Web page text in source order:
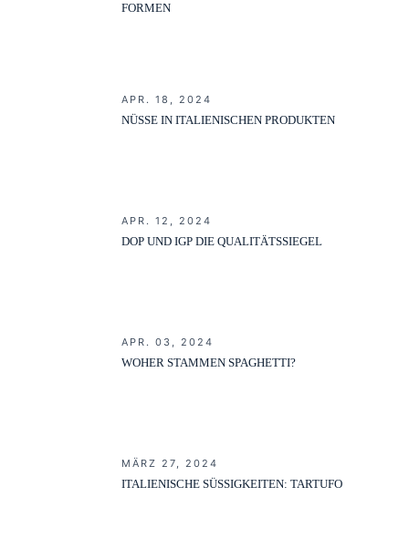
FORMEN
APR. 18, 2024
NÜSSE IN ITALIENISCHEN PRODUKTEN
APR. 12, 2024
DOP UND IGP DIE QUALITÄTSSIEGEL
APR. 03, 2024
WOHER STAMMEN SPAGHETTI?
MÄRZ 27, 2024
ITALIENISCHE SÜSSIGKEITEN: TARTUFO